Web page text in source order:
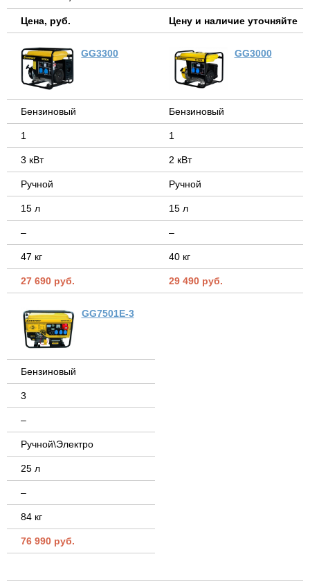
Цена, руб. Цену и наличие уточняйте
GG3300
Бензиновый
1
3 кВт
Ручной
15 л
–
47 кг
27 690 руб.
GG3000
Бензиновый
1
2 кВт
Ручной
15 л
–
40 кг
29 490 руб.
GG7501E-3
Бензиновый
3
–
Ручной\Электро
25 л
–
84 кг
76 990 руб.